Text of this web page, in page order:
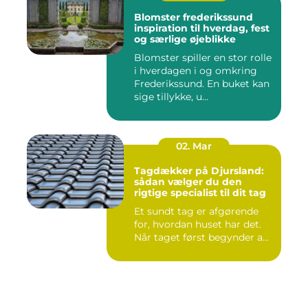
Blomster frederikssund
inspiration til hverdag, fest
og særlige øjeblikke
Blomster spiller en stor rolle
i hverdagen i og omkring
Frederikssund. En buket kan
sige tillykke, u...
02. Mar
Tagdækker på Djursland:
sådan vælger du den
rigtige specialist til dit tag
Et sundt tag er afgørende
for, hvordan huset har det.
Når taget først begynder a...